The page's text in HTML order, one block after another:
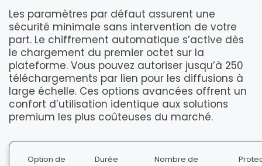
Les paramètres par défaut assurent une
sécurité minimale sans intervention de votre
part. Le chiffrement automatique s’active dès
le chargement du premier octet sur la
plateforme. Vous pouvez autoriser jusqu’à 250
téléchargements par lien pour les diffusions à
large échelle. Ces options avancées offrent un
confort d’utilisation identique aux solutions
premium les plus coûteuses du marché.
Option de
Durée
Nombre de